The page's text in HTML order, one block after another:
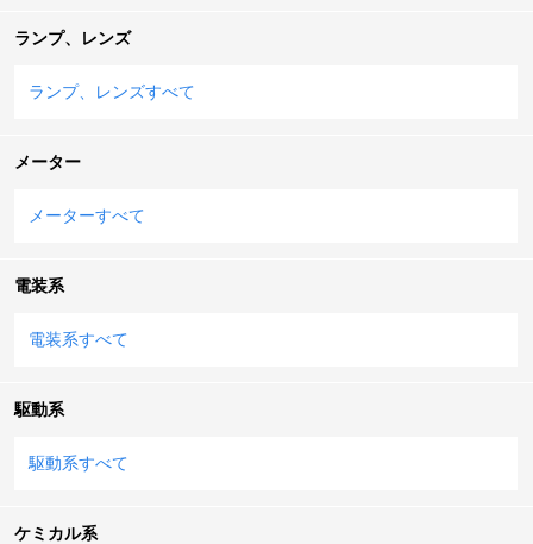
ランプ、レンズ
ランプ、レンズすべて
メーター
メーターすべて
電装系
電装系すべて
駆動系
駆動系すべて
ケミカル系